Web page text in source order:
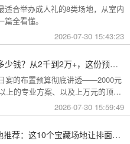
适合举办成人礼的8类场地，从室内
全看懂。
2026-07-30 15:43:23
10岁生日宴会布置要花多少钱？从2千到2万+，这份预算攻略讲透了
宴的布置预算彻底讲透——2000元
上的专业方案、以及上万元的顶配
2026-07-30 15:59:49
北京高端生日派对举办地推荐：这10个宝藏场地让排面与品味兼得